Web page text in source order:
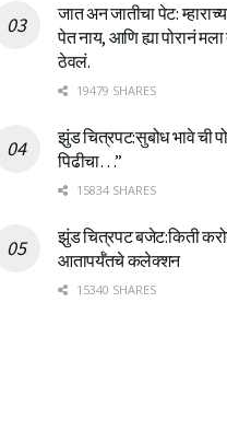
जात अन जातीचा पेट:
पेत नाय, आणि ह्या पोरानं
ठेवलं.
19479 SHARES
झुंड चित्रपट:सुबोध भावे ची
पिढीचा…”
15834 SHARES
झुंड चित्रपट बजेट:किती
आतापर्यँतचे कलेक्शन
15340 SHARES